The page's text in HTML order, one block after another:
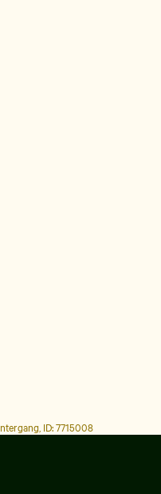
ID: 7715008